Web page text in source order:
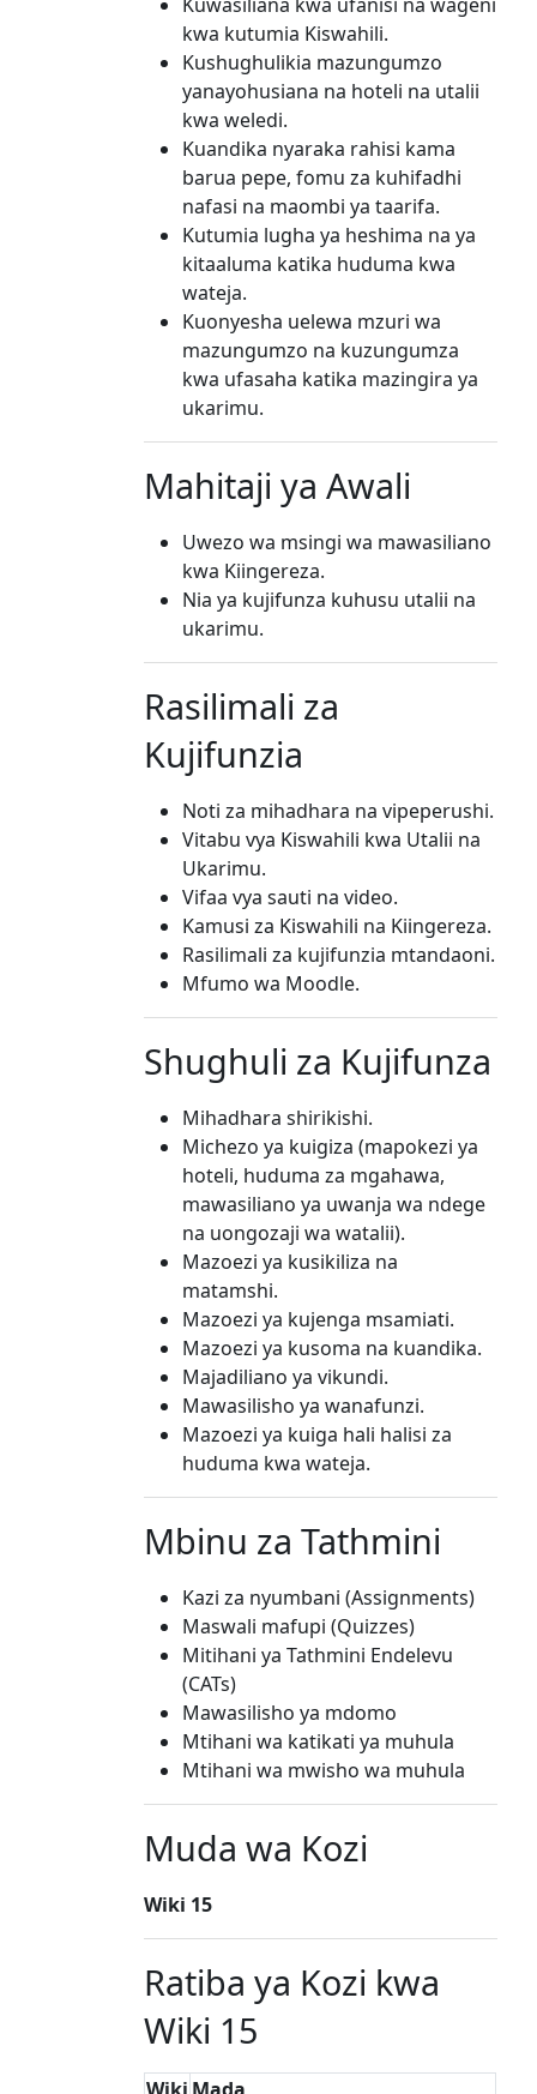
kwa kutumia Kiswahili.
Kushughulikia mazungumzo
yanayohusiana na hoteli na utalii
kwa weledi.
Kuandika nyaraka rahisi kama
barua pepe, fomu za kuhifadhi
nafasi na maombi ya taarifa.
Kutumia lugha ya heshima na ya
kitaaluma katika huduma kwa
wateja.
Kuonyesha uelewa mzuri wa
mazungumzo na kuzungumza
kwa ufasaha katika mazingira ya
ukarimu.
Mahitaji ya Awali
Uwezo wa msingi wa mawasiliano
kwa Kiingereza.
Nia ya kujifunza kuhusu utalii na
ukarimu.
Rasilimali za
Kujifunzia
Noti za mihadhara na vipeperushi.
Vitabu vya Kiswahili kwa Utalii na
Ukarimu.
Vifaa vya sauti na video.
Kamusi za Kiswahili na Kiingereza.
Rasilimali za kujifunzia mtandaoni.
Mfumo wa Moodle.
Shughuli za Kujifunza
Mihadhara shirikishi.
Michezo ya kuigiza (mapokezi ya
hoteli, huduma za mgahawa,
mawasiliano ya uwanja wa ndege
na uongozaji wa watalii).
Mazoezi ya kusikiliza na
matamshi.
Mazoezi ya kujenga msamiati.
Mazoezi ya kusoma na kuandika.
Majadiliano ya vikundi.
Mawasilisho ya wanafunzi.
Mazoezi ya kuiga hali halisi za
huduma kwa wateja.
Mbinu za Tathmini
Kazi za nyumbani (Assignments)
Maswali mafupi (Quizzes)
Mitihani ya Tathmini Endelevu
(CATs)
Mawasilisho ya mdomo
Mtihani wa katikati ya muhula
Mtihani wa mwisho wa muhula
Muda wa Kozi
Wiki 15
Ratiba ya Kozi kwa
Wiki 15